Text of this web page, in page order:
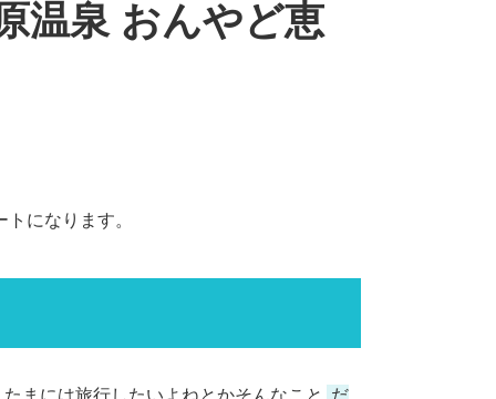
温泉 おんやど恵
になります。
まには旅行したいよねとかそんなこと
だ